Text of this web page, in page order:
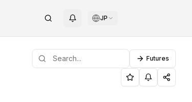
JP
ベル: $106.20, レジスタンスレベル: $121.10.
Futures
ート・レジスタンスレ